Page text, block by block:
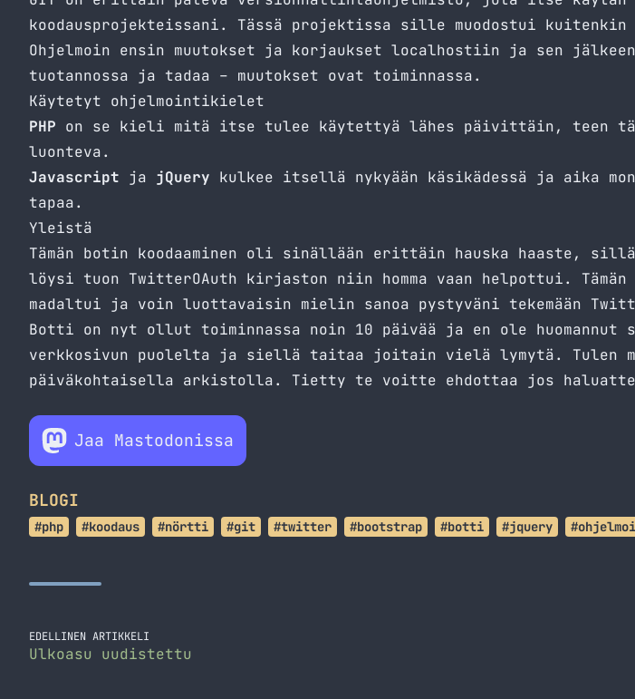
koodausprojekteissani. Tässä projektissa sille muodostui
Ohjelmoin ensin muutokset ja korjaukset localhostiin ja sen jälkeen
tuotannossa ja tadaa – muutokset ovat toiminnassa.
Käytetyt ohjelmointikielet
PHP on se kieli mitä itse tulee käytettyä lähes päivittäin,
luonteva.
Javascript ja jQuery kulkee itsellä nykyään käsikädessä ja aika
tapaa.
Yleistä
Tämän botin koodaaminen oli sinällään erittäin hauska haaste,
löysi tuon TwitterOAuth kirjaston niin homma vaan helpottui.
madaltui ja voin luottavaisin mielin sanoa pystyväni tekemään
Botti on nyt ollut toiminnassa noin 10 päivää ja en ole huomannut
verkkosivun puolelta ja siellä taitaa joitain vielä lymytä. Tulen
päiväkohtaisella arkistolla. Tietty te voitte ehdottaa jos haluatte
Jaa Mastodonissa
BLOGI
#php #koodaus #nörtti #git #twitter #bootstrap #botti #jquery
EDELLINEN ARTIKKELI
Ulkoasu uudistettu